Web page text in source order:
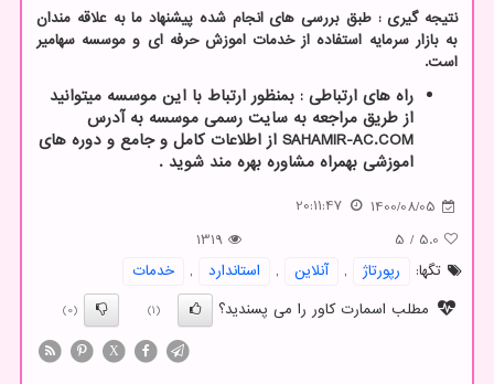
نتیجه گیری : طبق بررسی های انجام شده پیشنهاد ما به علاقه مندان
به بازار سرمایه استفاده از خدمات اموزش حرفه ای و موسسه سهامیر
است.
راه های ارتباطی : بمنظور ارتباط با این موسسه میتوانید
از طریق مراجعه به سایت رسمی موسسه به آدرس
SAHAMIR-AC.COM از اطلاعات کامل و جامع و دوره های
اموزشی بهمراه مشاوره بهره مند شوید .
1400/08/05
20:11:47
5.0
/
5
1319
تگها:
رپورتاژ , آنلاین , استاندارد ,
خدمات
مطلب اسمارت کاور را می پسندید؟
(1)
(0)
X